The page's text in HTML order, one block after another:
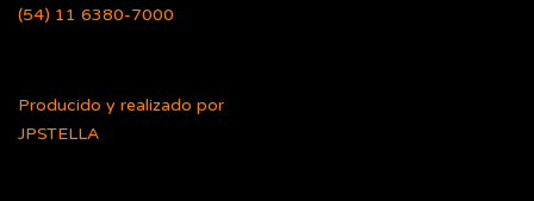
(54) 11 6380-7000
Producido y realizado por
JPSTELLA